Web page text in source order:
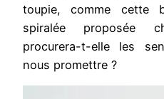
toupie, comme cette
spiralée proposée
procurera-t-elle les
nous promettre ?